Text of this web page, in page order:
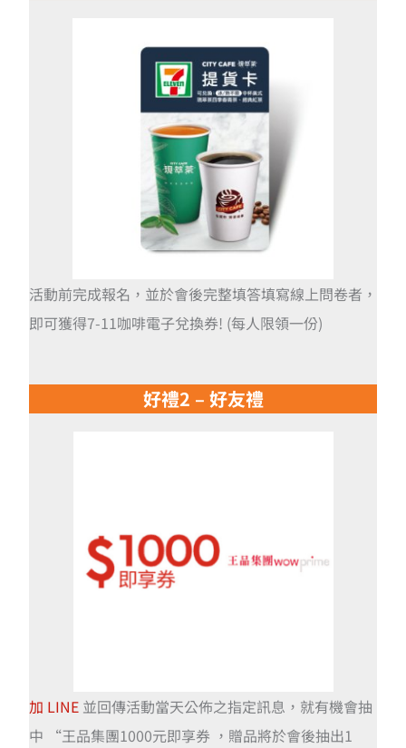
活動前完成報名，並於會後完整填答填寫線上問卷者，
即可獲得7-11咖啡電子兌換券! (每人限領一份)
好禮2 – 好友禮
加 LINE 並回傳活動當天公佈之指定訊息，就有機會抽
中 “王品集團1000元即享券 ，贈品將於會後抽出1